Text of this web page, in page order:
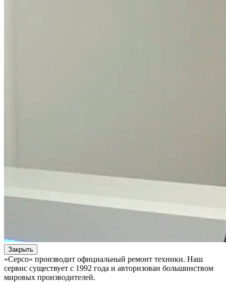
Закрыть
«Серсо» производит официальный ремонт техники. Наш
сервис существует с 1992 года и авторизован большинством
мировых производителей.